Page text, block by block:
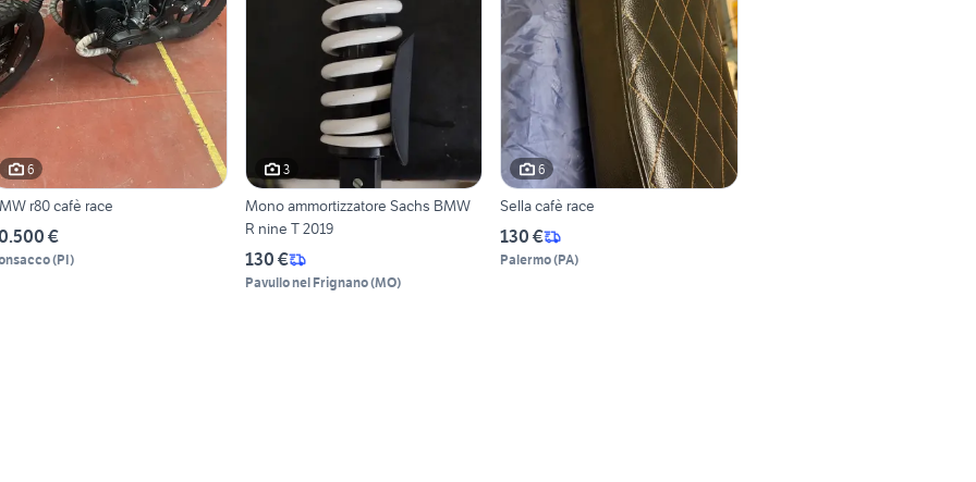
6
r80 cafè race
€
(PI)
3
Mono ammortizzatore Sachs BMW
R nine T 2019
130 €
Pavullo nel Frignano(MO)
6
Sella cafè race
130 €
Palermo(PA)